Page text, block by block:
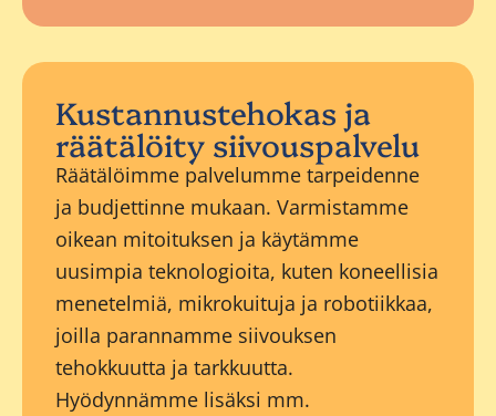
Kustannustehokas ja
räätälöity siivouspalvelu
Räätälöimme palvelumme tarpeidenne
ja budjettinne mukaan. Varmistamme
oikean mitoituksen ja käytämme
uusimpia teknologioita, kuten koneellisia
menetelmiä, mikrokuituja ja robotiikkaa,
joilla parannamme siivouksen
tehokkuutta ja tarkkuutta.
Hyödynnämme lisäksi mm.